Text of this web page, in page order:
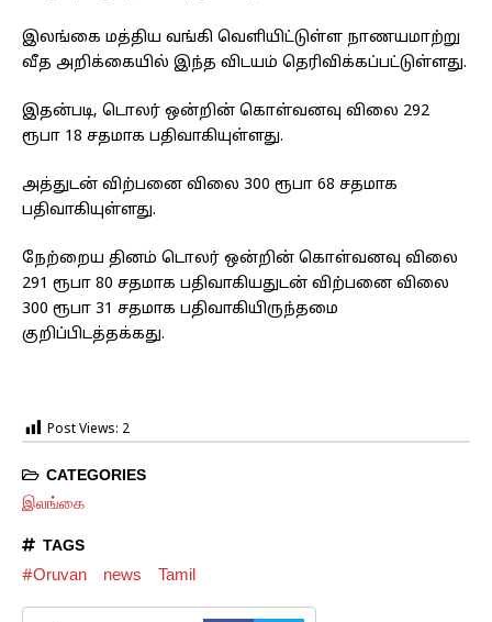
இலங்கை மத்திய வங்கி வெளியிட்டுள்ள நாணயமாற்று
வீத அறிக்கையில் இந்த விடயம் தெரிவிக்கப்பட்டுள்ளது.
இதன்படி, டொலர் ஒன்றின் கொள்வனவு விலை 292
ரூபா 18 சதமாக பதிவாகியுள்ளது.
அத்துடன் விற்பனை விலை 300 ரூபா 68 சதமாக
பதிவாகியுள்ளது.
நேற்றைய தினம் டொலர் ஒன்றின் கொள்வனவு விலை
291 ரூபா 80 சதமாக பதிவாகியதுடன் விற்பனை விலை
300 ரூபா 31 சதமாக பதிவாகியிருந்தமை
குறிப்பிடத்தக்கது.
Post Views: 2
CATEGORIES
இலங்கை
TAGS
#Oruvan news Tamil